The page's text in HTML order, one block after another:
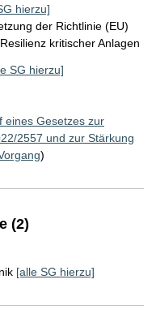
hierzu]
der Richtlinie (EU)
kritischer Anlagen
SG hierzu]
eines Gesetzes zur
2557 und zur Stärkung
)
(2)
[alle SG hierzu]